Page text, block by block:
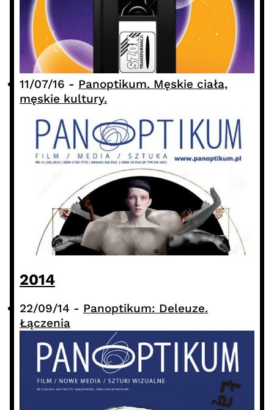
11/07/16 - Panoptikum. Męskie ciała,
męskie kultury.
2014
22/09/14 - Panoptikum: Deleuze.
Łączenia